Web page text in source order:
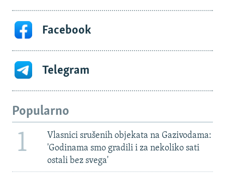
Facebook
Telegram
Popularno
1
Vlasnici srušenih objekata na Gazivodama:
'Godinama smo gradili i za nekoliko sati
ostali bez svega'